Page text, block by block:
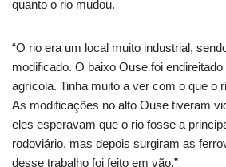
quanto o rio mudou.
“O rio era um local muito industrial,
modificado. O baixo Ouse foi
agrícola. Tinha muito a ver com o que o
As modificações no alto Ouse tiveram
eles esperavam que o rio fosse a
rodoviário, mas depois surgiram as
desse trabalho foi feito em vão.”